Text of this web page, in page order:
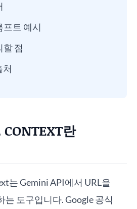
프트 예시
할 점
처
란
는 Gemini API에서 URL을
는 도구입니다. Google 공식